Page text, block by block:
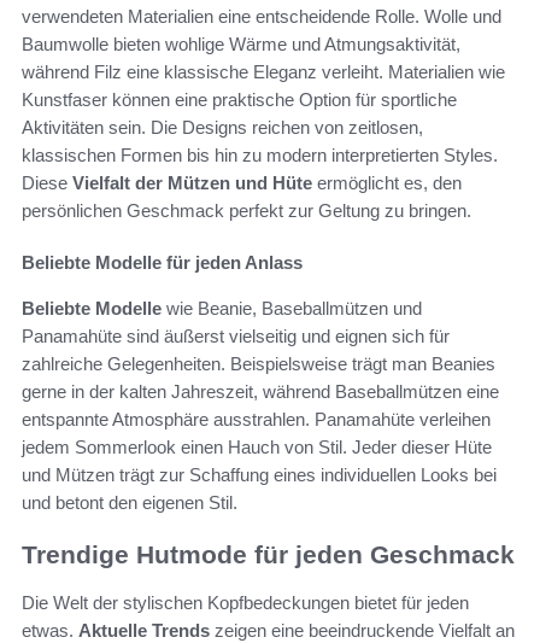
verwendeten Materialien eine entscheidende Rolle. Wolle und
Baumwolle bieten wohlige Wärme und Atmungsaktivität,
während Filz eine klassische Eleganz verleiht. Materialien wie
Kunstfaser können eine praktische Option für sportliche
Aktivitäten sein. Die Designs reichen von zeitlosen,
klassischen Formen bis hin zu modern interpretierten Styles.
Diese Vielfalt der Mützen und Hüte ermöglicht es, den
persönlichen Geschmack perfekt zur Geltung zu bringen.
Beliebte Modelle für jeden Anlass
Beliebte Modelle wie Beanie, Baseballmützen und
Panamahüte sind äußerst vielseitig und eignen sich für
zahlreiche Gelegenheiten. Beispielsweise trägt man Beanies
gerne in der kalten Jahreszeit, während Baseballmützen eine
entspannte Atmosphäre ausstrahlen. Panamahüte verleihen
jedem Sommerlook einen Hauch von Stil. Jeder dieser Hüte
und Mützen trägt zur Schaffung eines individuellen Looks bei
und betont den eigenen Stil.
Trendige Hutmode für jeden Geschmack
Die Welt der stylischen Kopfbedeckungen bietet für jeden
etwas. Aktuelle Trends zeigen eine beeindruckende Vielfalt an